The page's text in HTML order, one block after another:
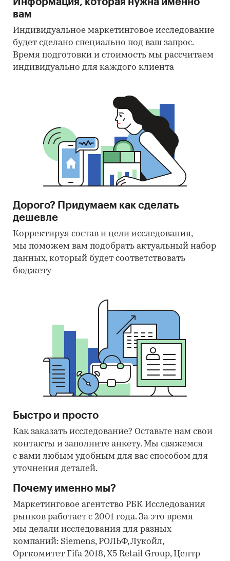
вам
Индивидуальное маркетинговое исследование
будет сделано специально под ваш запрос.
Время подготовки и стоимость мы рассчитаем
индивидуально для каждого клиента
Дорого? Придумаем как сделать
дешевле
Корректируя состав и цели исследования,
мы поможем вам подобрать актуальный набор
данных, который будет соответствовать
бюджету
Быстро и просто
Как заказать исследование? Оставьте нам свои
контакты и заполните анкету. Мы свяжемся
с вами любым удобным для вас способом для
уточнения деталей.
Почему именно мы?
Маркетинговое агентство РБК Исследования
рынков работает с 2001 года. За это время
мы делали исследования для разных
компаний: Siemens, РОЛЬФ, Лукойл,
Оргкомитет Fifa 2018, X5 Retail Group, Центр